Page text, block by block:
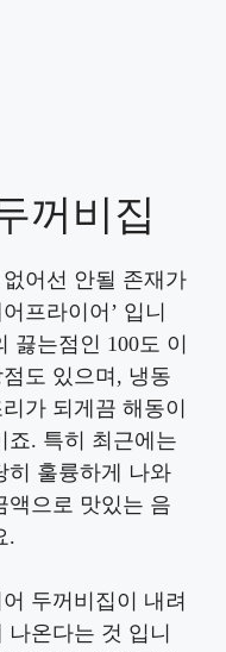
꺼비집
어선 안될 존재가
프라이어’ 입니
는점인 100도 이
도 있으며, 냉동
가 되게끔 해동이
죠. 특히 최근에는
히 훌륭하게 나와
액으로 맛있는 음
.
두꺼비집이 내려
온다는 것 입니